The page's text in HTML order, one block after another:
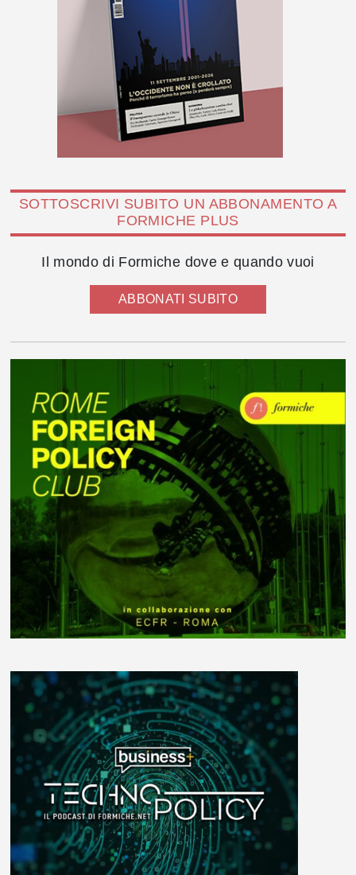
SOTTOSCRIVI SUBITO UN ABBONAMENTO A
FORMICHE PLUS
Il mondo di Formiche dove e quando vuoi
ABBONATI SUBITO